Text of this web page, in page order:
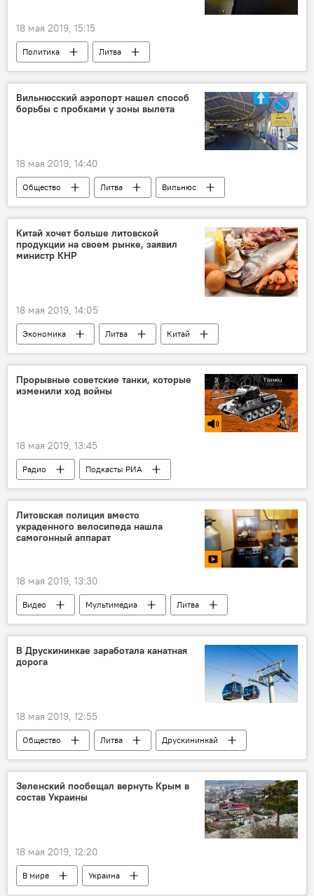
18 мая 2019, 15:15
Политика
Литва
Даля Грибаускайте
Союз крестьян и зеленых Литвы (СКЗЛ)
Президентские выборы в Литве — 2019
Вильнюсский аэропорт нашел способ
борьбы с пробками у зоны вылета
18 мая 2019, 14:40
Общество Литва
Вильнюс
Вильнюсский аэропорт
Китай хочет больше литовской
продукции на своем рынке, заявил
министр КНР
18 мая 2019, 14:05
Экономика Литва
Китай
Продукты питания
Прорывные советские танки, которые
изменили ход войны
18 мая 2019, 13:45
Радио Подкасты РИА
Литовская полиция вместо
украденного велосипеда нашла
самогонный аппарат
18 мая 2019, 13:30
Видео Мультимедиа
Литва
полиция
В Друскининкае заработала канатная
дорога
18 мая 2019, 12:55
Общество Литва Друскининкай
Зеленский пообещал вернуть Крым в
состав Украины
18 мая 2019, 12:20
В мире
Украина